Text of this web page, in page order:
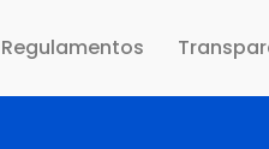
Regulamentos